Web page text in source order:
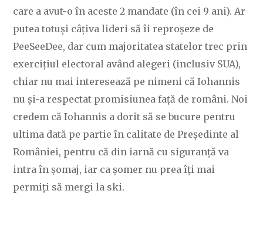
care a avut-o în aceste 2 mandate (în cei 9 ani). Ar
putea totuși câțiva lideri să îi reproșeze de
PeeSeeDee, dar cum majoritatea statelor trec prin
exercițiul electoral având alegeri (inclusiv SUA),
chiar nu mai interesează pe nimeni că Iohannis
nu și-a respectat promisiunea față de români. Noi
credem că Iohannis a dorit să se bucure pentru
ultima dată pe partie în calitate de Președinte al
României, pentru că din iarnă cu siguranță va
intra în șomaj, iar ca șomer nu prea îți mai
permiți să mergi la ski.